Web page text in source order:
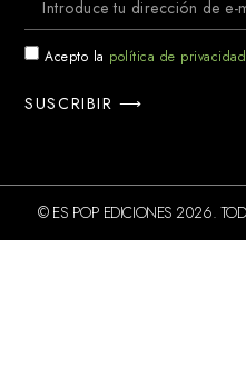
Acepto la política de privacidad
SUSCRIBIR ⟶
© ES POP EDICIONES 2026.